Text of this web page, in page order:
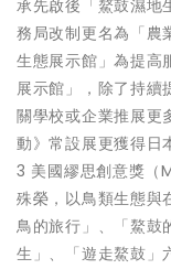
承先啟後「鰲鼓濕地
務局改制更名為「農
生態展示館」為提高
展示館」，除了持續
關學校或企業推展更
動》常設展更獲得
3 美國繆思創意獎
殊榮，以鳥類生態與
鳥的旅行」、「鰲鼓
生」、「遊走鰲鼓」